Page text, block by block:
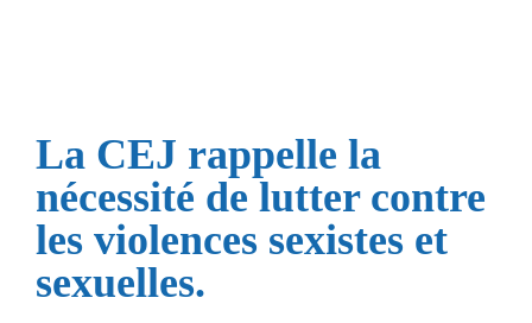
La CEJ rappelle la
nécessité de lutter contre
les violences sexistes et
sexuelles.